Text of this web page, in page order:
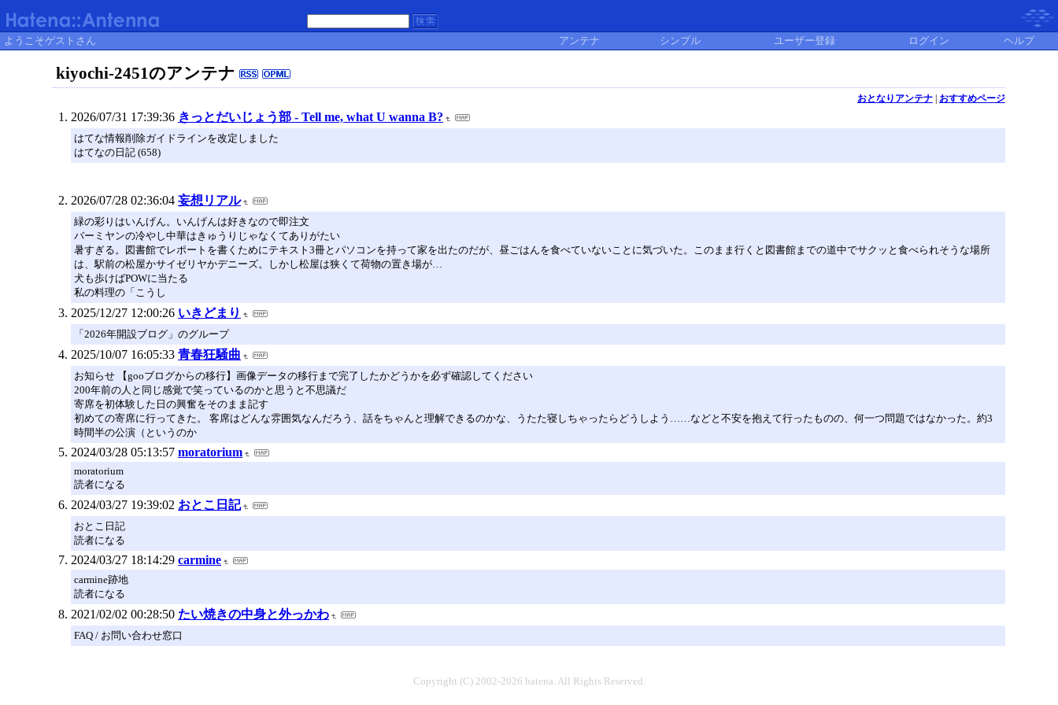
ようこそゲストさん アンテナ シンプル ユーザー登録 ログイン ヘルプ
kiyochi-2451のアンテナ
おとなりアンテナ| おすすめページ
2026/07/31 17:39:36 きっとだいじょう部 - Tell me, what U wanna B?
はてな情報削除ガイドラインを改定しました
はてなの日記 (658)
2026/07/28 02:36:04 妄想リアル
緑の彩りはいんげん。いんげんは好きなので即注文
バーミヤンの冷やし中華はきゅうりじゃなくてありがたい
暑すぎる。図書館でレポートを書くためにテキスト3冊とパソコンを持って家を出たのだが、昼ごはんを食べていないことに気づいた。このまま行くと図書館までの道中でサクッと食べられそうな場所
は、駅前の松屋かサイゼリヤかデニーズ。しかし松屋は狭くて荷物の置き場が…
犬も歩けばPOWに当たる
私の料理の「こうし
2025/12/27 12:00:26 いきどまり
「2026年開設ブログ」のグループ
2025/10/07 16:05:33 青春狂騒曲
お知らせ 【gooブログからの移行】画像データの移行まで完了したかどうかを必ず確認してください
200年前の人と同じ感覚で笑っているのかと思うと不思議だ
寄席を初体験した日の興奮をそのまま記す
初めての寄席に行ってきた。 客席はどんな雰囲気なんだろう、話をちゃんと理解できるのかな、うたた寝しちゃったらどうしよう……などと不安を抱えて行ったものの、何一つ問題ではなかった。約3
時間半の公演（というのか
2024/03/28 05:13:57 moratorium
moratorium
読者になる
2024/03/27 19:39:02 おとこ日記
おとこ日記
読者になる
2024/03/27 18:14:29 carmine
carmine跡地
読者になる
2021/02/02 00:28:50 たい焼きの中身と外っかわ
FAQ / お問い合わせ窓口
Copyright (C) 2002-2026 hatena. All Rights Reserved.